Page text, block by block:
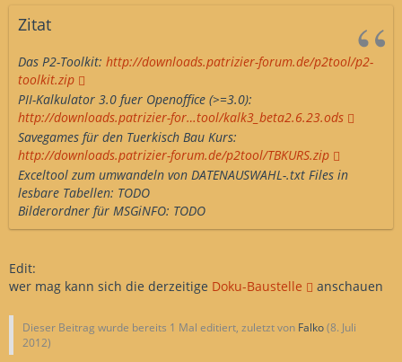
Zitat
Das P2-Toolkit: http://downloads.patrizier-forum.de/p2tool/p2-
toolkit.zip
PII-Kalkulator 3.0 fuer Openoffice (>=3.0):
http://downloads.patrizier-for…tool/kalk3_beta2.6.23.ods
Savegames für den Tuerkisch Bau Kurs:
http://downloads.patrizier-forum.de/p2tool/TBKURS.zip
Exceltool zum umwandeln von DATENAUSWAHL-.txt Files in
lesbare Tabellen: TODO
Bilderordner für MSGiNFO: TODO
Edit:
wer mag kann sich die derzeitige Doku-Baustelle anschauen
Dieser Beitrag wurde bereits 1 Mal editiert, zuletzt von Falko(8. Juli
2012)